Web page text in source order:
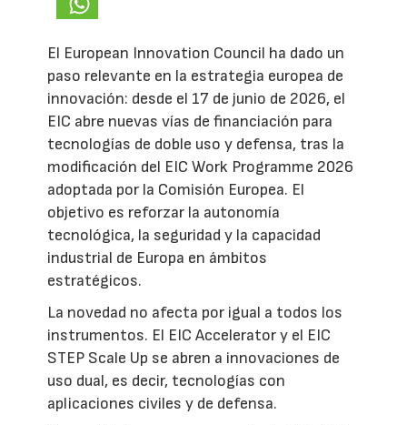
El European Innovation Council ha dado un
paso relevante en la estrategia europea de
innovación: desde el 17 de junio de 2026, el
EIC abre nuevas vías de financiación para
tecnologías de doble uso y defensa, tras la
modificación del EIC Work Programme 2026
adoptada por la Comisión Europea. El
objetivo es reforzar la autonomía
tecnológica, la seguridad y la capacidad
industrial de Europa en ámbitos
estratégicos.
La novedad no afecta por igual a todos los
instrumentos. El EIC Accelerator y el EIC
STEP Scale Up se abren a innovaciones de
uso dual, es decir, tecnologías con
aplicaciones civiles y de defensa.